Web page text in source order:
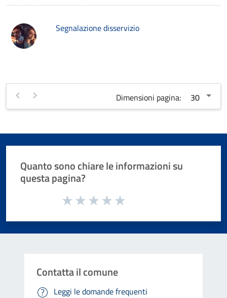
Segnalazione disservizio
Dimensioni pagina:
Quanto sono chiare le informazioni su
questa pagina?
Valuta da 1 a 5 stelle la pagina
Contatta il comune
Leggi le domande frequenti